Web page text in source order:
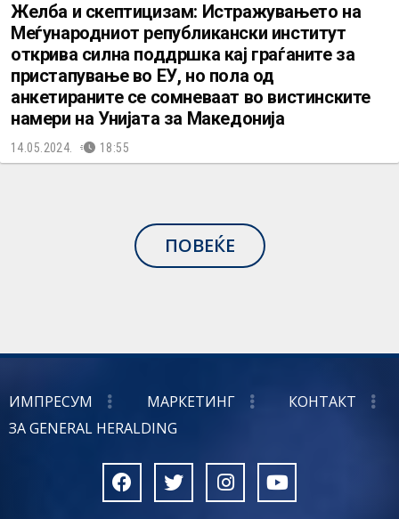
Желба и скептицизам: Истражувањето на
Меѓународниот републикански институт
открива силна поддршка кај граѓаните за
пристапување во ЕУ, но пола од
анкетираните се сомневаат во вистинските
намери на Унијата за Македонија
14.05.2024. 18:55
ПОВЕЌЕ
ИМПРЕСУМ МАРКЕТИНГ
КОНТАКТ
ЗА GENERAL HERALDING